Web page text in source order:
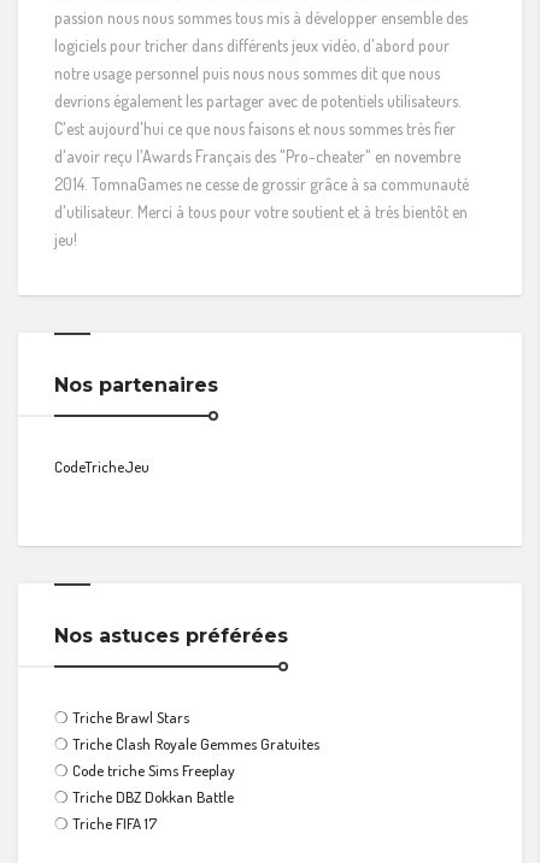
passion nous nous sommes tous mis à développer ensemble des
logiciels pour tricher dans différents jeux vidéo, d'abord pour
notre usage personnel puis nous nous sommes dit que nous
devrions également les partager avec de potentiels utilisateurs.
C'est aujourd'hui ce que nous faisons et nous sommes très fier
d'avoir reçu l'Awards Français des "Pro-cheater" en novembre
2014. TomnaGames ne cesse de grossir grâce à sa communauté
d'utilisateur. Merci à tous pour votre soutient et à très bientôt en
jeu!
Nos partenaires
CodeTricheJeu
Nos astuces préférées
❍ Triche Brawl Stars
❍ Triche Clash Royale Gemmes Gratuites
❍ Code triche Sims Freeplay
❍ Triche DBZ Dokkan Battle
❍ Triche FIFA 17